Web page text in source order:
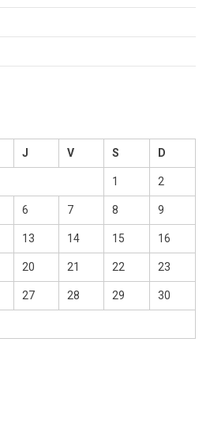
J V S D
1 2
6 7 8 9
13 14 15 16
20 21 22 23
27 28 29 30